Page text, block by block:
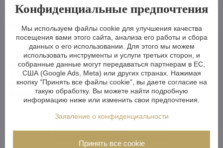
Хотите люстру на заказ? Или просто
посоветоваться?
Если вы архитектор, дизайнер или подбираете
хрустальный светильник для своего дома, сообщите нам
об этом. Мы будем рады проконсультировать вас по
вопросам выбора подходящей люстры и вариантов ее
модификации или вместе с вами разработаем
индивидуальный светильник для вашего интерьера.
Больше здесь
Конфиденциальные предпочтения
Мы используем файлы cookie для улучшения качества
посещения вами этого сайта, анализа его работы и сбора
данных о его использовании. Для этого мы можем
использовать инструменты и услуги третьих сторон, и
собранные данные могут передаваться партнерам в ЕС,
США (Google Ads, Meta) или других странах. Нажимая
кнопку "Принять все файлы cookie", вы даете согласие на
такую обработку. Вы можете найти подробную
информацию ниже или изменить свои предпочтения.
Заявление о конфиденциальности
Принять все cookie